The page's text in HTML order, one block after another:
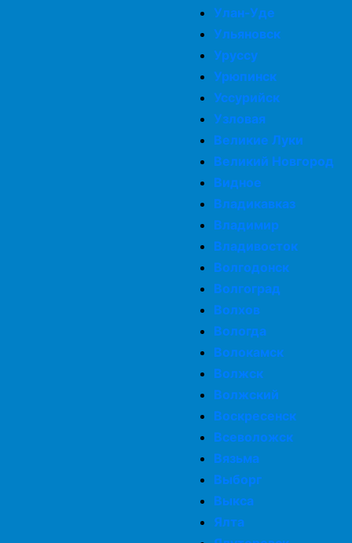
Улан-Уде
Ульяновск
Уруссу
Урюпинск
Уссурийск
Узловая
Великие Луки
Великий Новгород
Видное
Владикавказ
Владимир
Владивосток
Волгодонск
Волгоград
Волхов
Вологда
Волокамск
Волжск
Волжский
Воскресенск
Всеволожск
Вязьма
Выборг
Выкса
Ялта